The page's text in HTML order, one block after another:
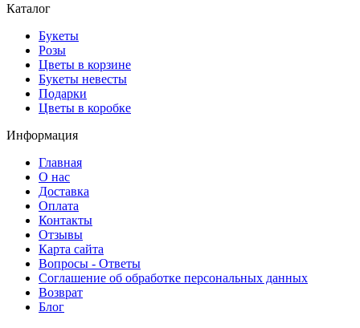
Каталог
Букеты
Розы
Цветы в корзине
Букеты невесты
Подарки
Цветы в коробке
Информация
Главная
О нас
Доставка
Оплата
Контакты
Отзывы
Карта сайта
Вопросы - Ответы
Соглашение об обработке персональных данных
Возврат
Блог